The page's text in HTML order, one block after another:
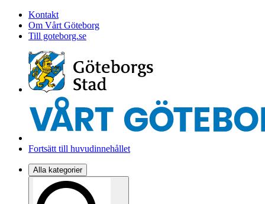
Kontakt
Om Vårt Göteborg
Till goteborg.se
Fortsätt till huvudinnehållet
Alla kategorier